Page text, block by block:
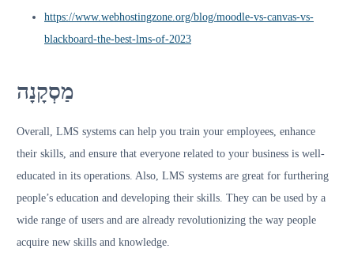
https://www.webhostingzone.org/blog/moodle-vs-canvas-vs-
blackboard-the-best-lms-of-2023
מַסְקָנָה
Overall, LMS systems can help you train your employees, enhance
their skills, and ensure that everyone related to your business is well-
educated in its operations. Also, LMS systems are great for furthering
people’s education and developing their skills. They can be used by a
wide range of users and are already revolutionizing the way people
acquire new skills and knowledge.